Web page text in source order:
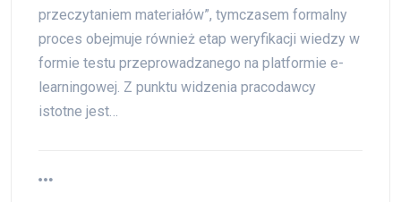
przeczytaniem materiałów”, tymczasem formalny
proces obejmuje również etap weryfikacji wiedzy w
formie testu przeprowadzanego na platformie e-
learningowej. Z punktu widzenia pracodawcy
istotne jest…